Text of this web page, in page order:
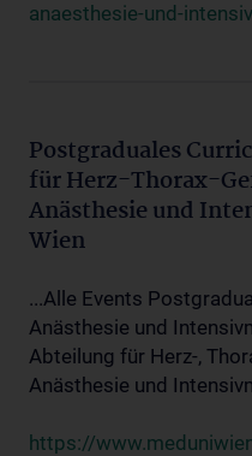
anaesthesie-und-
Postgraduales
für Herz-Thorax-
Anästhesie und
Wien
...Alle Events
Anästhesie und
Abteilung für Herz-,
Anästhesie und
https://